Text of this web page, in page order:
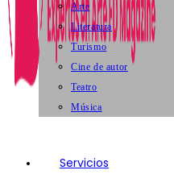
Arte
Literatura
Turismo
Cine de autor
Teatro
Música
Servicios